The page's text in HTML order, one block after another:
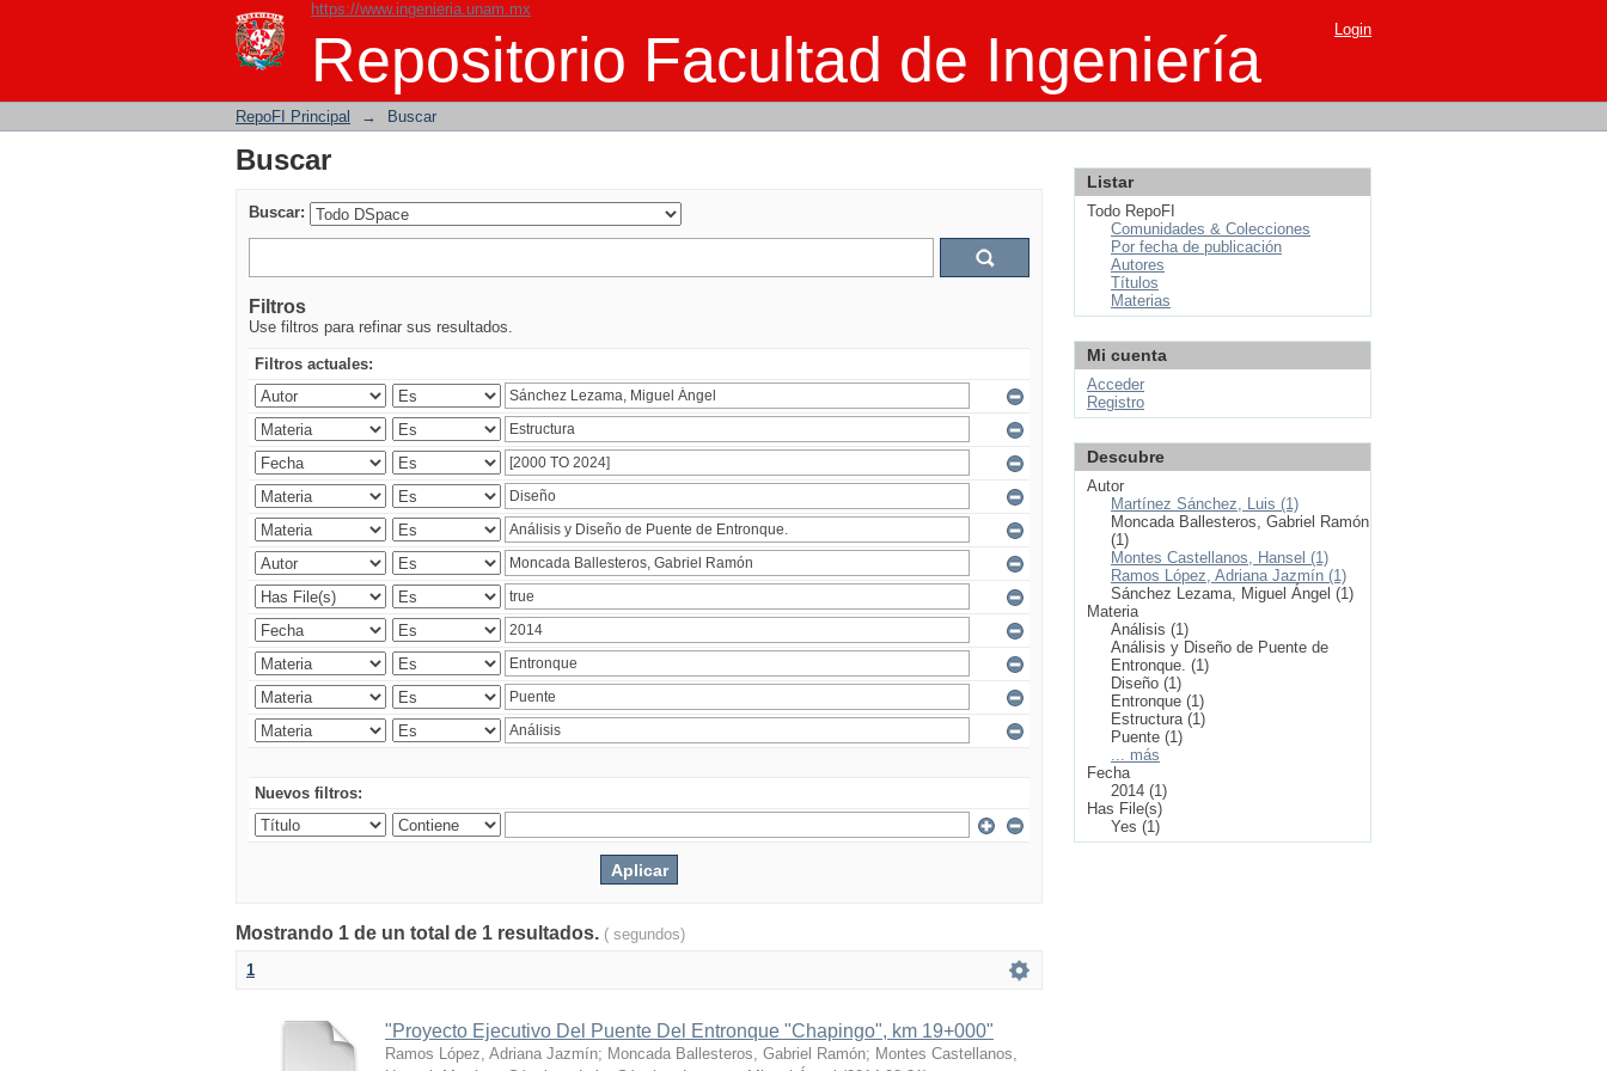
https://www.ingenieria.unam.mx
Repositorio Facultad de Ingeniería
Buscar Login
RepoFI Principal → Buscar
Buscar
Buscar:
Filtros
Use filtros para refinar sus resultados.
Filtros actuales:
Nuevos filtros:
Mostrando 1 de un total de 1 resultados. ( segundos)
1
"Proyecto Ejecutivo Del Puente Del Entronque "Chapingo", km 19+000"
Ramos López, Adriana Jazmín; Moncada Ballesteros, Gabriel Ramón; Montes Castellanos,
Listar
Todo RepoFI
Comunidades & Colecciones
Por fecha de publicación
Autores
Títulos
Materias
Mi cuenta
Acceder
Registro
Descubre
Autor
Martínez Sánchez, Luis (1)
Moncada Ballesteros, Gabriel Ramón
(1)
Montes Castellanos, Hansel (1)
Ramos López, Adriana Jazmín (1)
Sánchez Lezama, Miguel Ángel (1)
Materia
Análisis (1)
Análisis y Diseño de Puente de
Entronque. (1)
Diseño (1)
Entronque (1)
Estructura (1)
Puente (1)
... más
Fecha
2014 (1)
Has File(s)
Yes (1)